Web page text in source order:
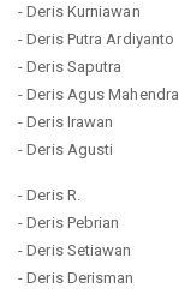
- Deris Kurniawan
- Deris Putra Ardiyanto
- Deris Saputra
- Deris Agus Mahendra
- Deris Irawan
- Deris Agusti
- Deris R.
- Deris Pebrian
- Deris Setiawan
- Deris Derisman